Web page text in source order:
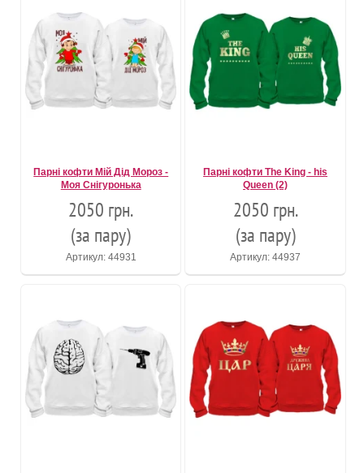
Парні кофти Мій Дід Мороз -
Моя Снігуронька
2050 грн.
(за пару)
Артикул: 44931
Парні кофти The King - his
Queen (2)
2050 грн.
(за пару)
Артикул: 44937